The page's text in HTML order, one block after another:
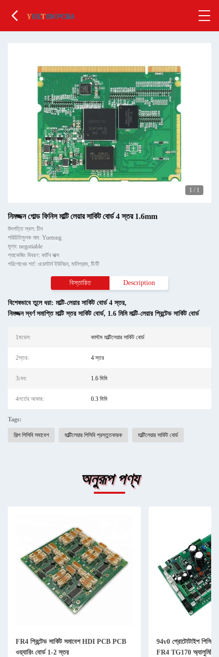
1 / 1
নিমজ্জন গোল্ড ফিনিস মাল্টি লেয়ার সার্কিট বোর্ড 4 স্তর 1.6mm
উৎপত্তি স্থল: চীন
পরিচিতিমুলক নাম: Yuetong
মূল্য: negotiable
প্যাকেজিং বিবরণ: কার্টন বাক্স
পরিশোধের শর্ত: ওয়েস্টার্ন ইউনিয়ন, মানিগ্রাম, টি/টি
বিস্তারিত Description
বিশেষভাবে তুলে ধরা: মাল্টি-লেয়ার সার্কিট বোর্ড 4 স্তর,
নিমজ্জন স্বর্ণ সমাপ্তি মাল্টি স্তর সার্কিট বোর্ড, 1.6 মিমি মাল্টি-লেয়ার প্রিন্টেড সার্কিট বোর্ড
1মডেল: কাস্টম মাল্টিলেয়ার সার্কিট বোর্ড
2স্তর: 4 স্তর
3বেধ: 1.6 মিমি
4গর্তের আকার: 0.3 মিমি
Tags:
শিল্প পিসিবি সমাবেশ মাল্টিলেয়ার পিসিবি প্রস্তুতকারক মাল্টিলেয়ার সার্কিট বোর্ড
অনুরূপ পণ্য
FR4 প্রিন্টেড সার্কিট সমাবেশ HDI PCB PCB
ওয়্যারিং বোর্ড 1-2 স্তর
94v0 প্রোটোটাইপ
FR4 TG170